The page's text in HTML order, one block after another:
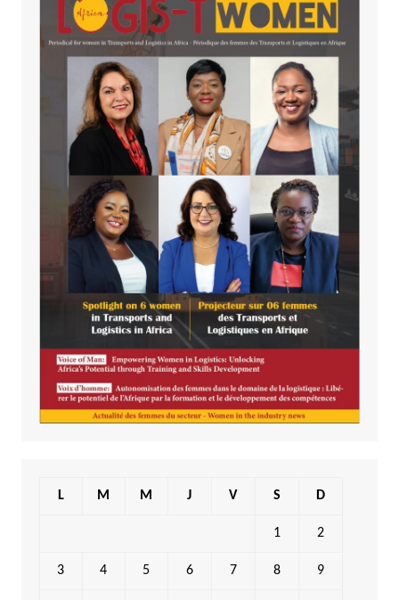
L M M J V S D
1 2
3 4 5 6 7 8 9